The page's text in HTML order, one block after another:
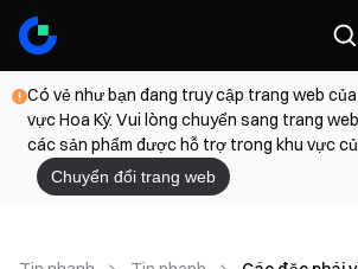
Có vẻ như bạn đang truy cập trang web
vực Hoa Kỳ. Vui lòng chuyển sang trang
các sản phẩm được hỗ trợ trong khu vực
Chuyển đổi trang web